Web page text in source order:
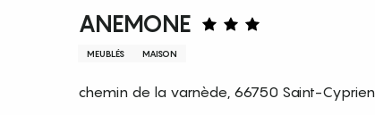
ANEMONE
MEUBLÉS MAISON
chemin de la varnède, 66750 Saint-Cyprien